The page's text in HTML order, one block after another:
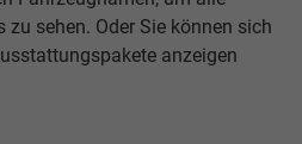
zu sehen. Oder Sie können sich
anzeigen